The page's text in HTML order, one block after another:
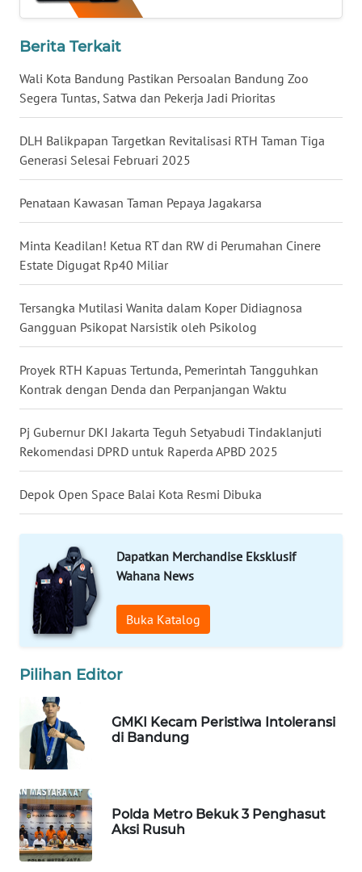
Berita Terkait
Wali Kota Bandung Pastikan Persoalan Bandung Zoo
Segera Tuntas, Satwa dan Pekerja Jadi Prioritas
DLH Balikpapan Targetkan Revitalisasi RTH Taman Tiga
Generasi Selesai Februari 2025
Penataan Kawasan Taman Pepaya Jagakarsa
Minta Keadilan! Ketua RT dan RW di Perumahan Cinere
Estate Digugat Rp40 Miliar
Tersangka Mutilasi Wanita dalam Koper Didiagnosa
Gangguan Psikopat Narsistik oleh Psikolog
Proyek RTH Kapuas Tertunda, Pemerintah Tangguhkan
Kontrak dengan Denda dan Perpanjangan Waktu
Pj Gubernur DKI Jakarta Teguh Setyabudi Tindaklanjuti
Rekomendasi DPRD untuk Raperda APBD 2025
Depok Open Space Balai Kota Resmi Dibuka
Dapatkan Merchandise Eksklusif
Wahana News
Buka Katalog
Pilihan Editor
GMKI Kecam Peristiwa Intoleransi
di Bandung
Polda Metro Bekuk 3 Penghasut
Aksi Rusuh
MALUKU
WN
WN
TOBA
NIAS
WN
LANGKAT
WN
TAPANULI
SELATAN
WN
TANJUNG
WN
KARO
WN
SIMALUNGUN
WN
LABUHANBATU
WN
TAPANULI
WN DELI
SERDANG